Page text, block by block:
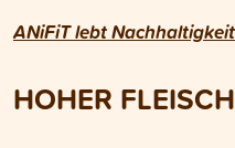
ANiFiT lebt Nachhaltigkeit
HOHER